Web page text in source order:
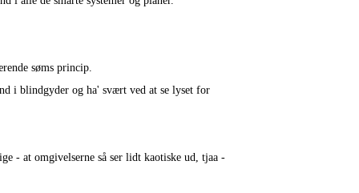
søms princip.
i blindgyder og ha' svært ved at se lyset for
- at omgivelserne så ser lidt kaotiske ud, tjaa -